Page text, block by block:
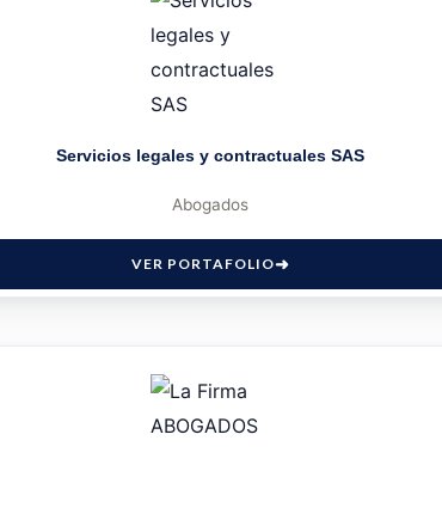
Servicios legales y contractuales SAS
Abogados
VER PORTAFOLIO